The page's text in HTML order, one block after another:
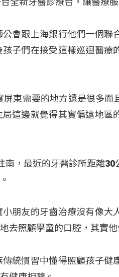
會跟上海銀行他們一個聯
子們在接受這樣巡迴醫療
東需要的地方還是很多而
這邊就覺得其實偏遠地區
，最近的牙醫診所距離
朋友的牙齒治療沒有像大
去照顧學童的口腔，其實他
統慣習中懂得照顧孩子健